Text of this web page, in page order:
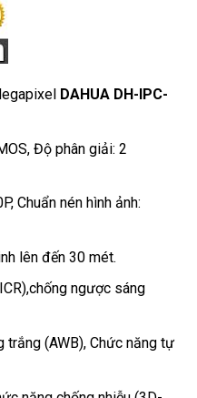
DAHUA DH-IPC-
Độ phân giải: 2
Chuẩn nén hình ảnh:
lên đến 30 mét.
ngược sáng
(AWB), Chức năng tự